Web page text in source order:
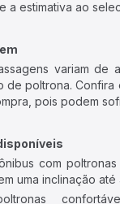
a estimativa ao
variam de
de poltrona. Confira
pois podem
com
uma inclinação